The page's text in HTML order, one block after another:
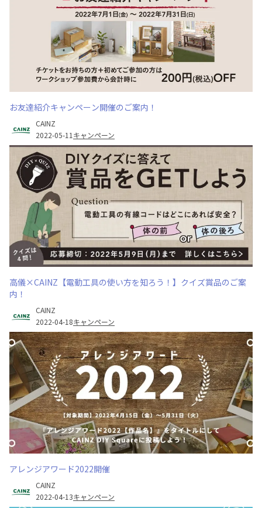
お友達紹介キャンペーン開催のご案内！
CAINZ
2022-05-11 キャンペーン
高儀×CAINZ【電動工具の使い方を知ろう！】クイズ賞品のご案
内！
CAINZ
2022-04-18キャンペーン
アレンジアワード2022開催
CAINZ
2022-04-13キャンペーン